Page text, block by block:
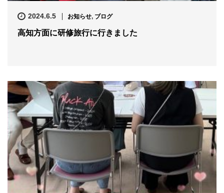
2024.6.5 お知らせ, ブログ
高知方面に研修旅行に行きました